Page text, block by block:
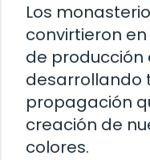
Los
convirtieron
de producción
desarrollando
propagación
creación de
colores.